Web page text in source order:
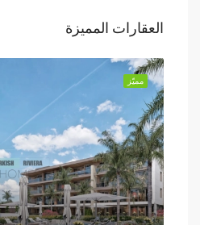
العقارات المميزة
مميّز